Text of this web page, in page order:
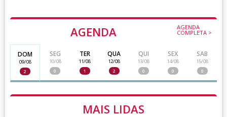
AGENDA AGENDA
COMPLETA >
DOM
09/08
2
SEG
10/08
0
TER
11/08
1
QUA
12/08
2
QUI
13/08
0
SEX
14/08
0
SAB
15/08
0
MAIS LIDAS